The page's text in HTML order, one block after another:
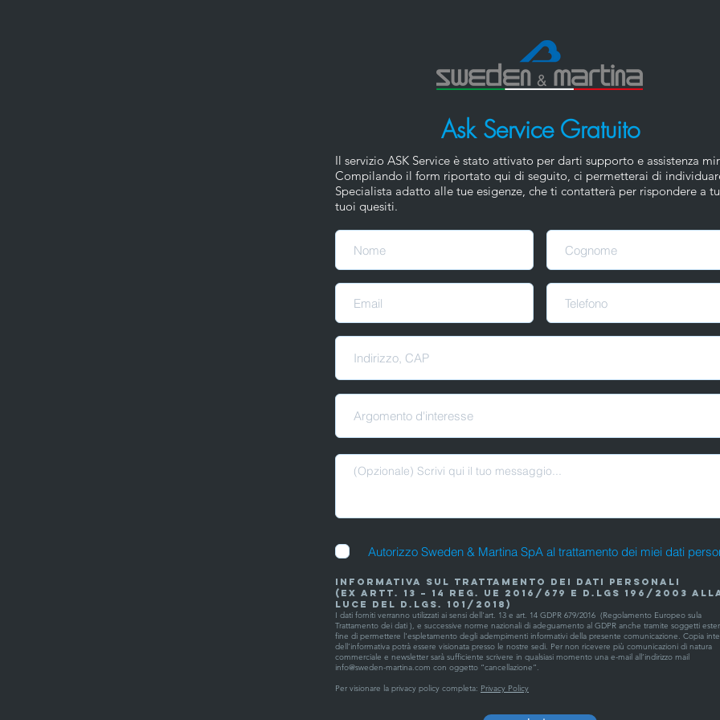
Ask Service Gratuito
Il servizio ASK Service è stato attivato per darti supporto e assistenza
Compilando il form riportato qui di seguito, ci permetterai di
Specialista adatto alle tue esigenze, che ti contatterà per rispondere a
tuoi quesiti.
Autorizzo Sweden & Martina SpA al trattamento dei miei dati
INFORMATIVA SUL TRATTAMENTO DEI DATI PERSONALI
(ex artt. 13 – 14 Reg. UE 2016/679 e d.lgs 196/2003
luce del d.lgs. 101/2018)
I dati forniti verranno utilizzati ai sensi dell'art. 13 e art. 14 GDPR 679/2016 (Regolamento Europeo sula
Trattamento dei dati ), e successive norme nazionali di adeguamento al GDPR anche tramite soggetti
fine di permettere l'espletamento degli adempimenti informativi della presente comunicazione. Copia
dell’informativa potrà essere visionata presso le nostre sedi. Per non ricevere più comunicazioni di natura
commerciale e newsletter sarà sufficiente scrivere in qualsiasi momento una e-mail all’indirizzo mail
info@sweden-martina.com con oggetto “cancellazione”.
Per visionare la privacy policy completa: Privacy Policy